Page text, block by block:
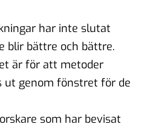
har inte slutat
blir bättre och bättre.
är för att metoder
ut genom fönstret för de
som har bevisat